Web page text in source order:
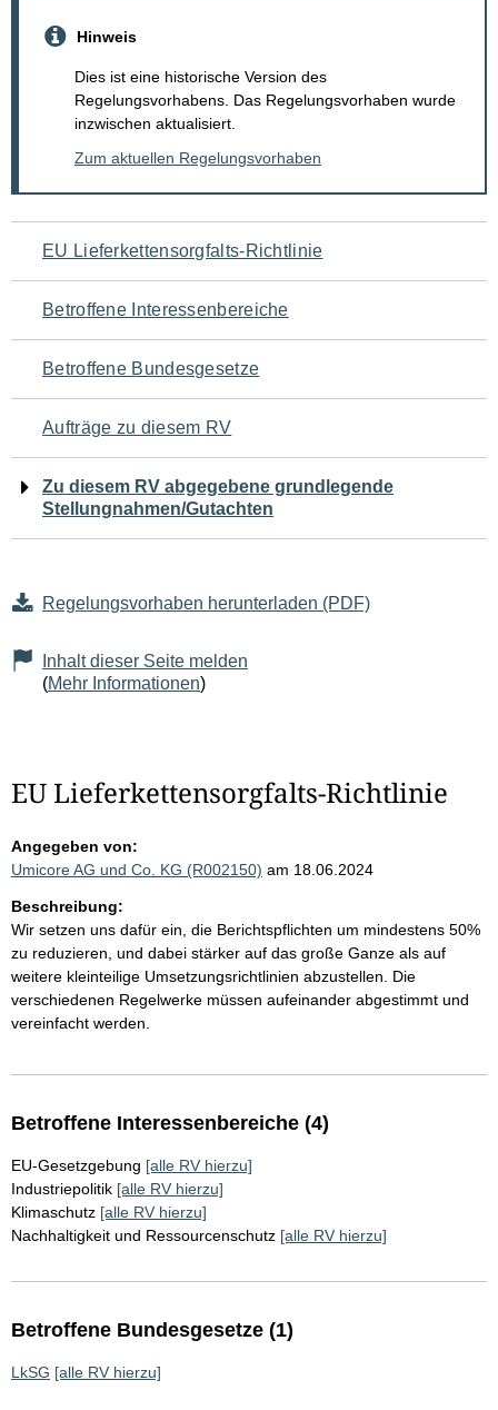
Hinweis
Dies ist eine historische Version des
Regelungsvorhabens. Das Regelungsvorhaben wurde
inzwischen aktualisiert.
Zum aktuellen Regelungsvorhaben
Navigation
für
den
Seiteninhalt
EU Lieferkettensorgfalts-Richtlinie
Betroffene Interessenbereiche
Betroffene Bundesgesetze
Aufträge zu diesem RV
Zu diesem RV abgegebene grundlegende
Stellungnahmen/Gutachten
Regelungsvorhaben herunterladen (PDF)
Inhalt dieser Seite melden
(Mehr Informationen)
EU Lieferkettensorgfalts-Richtlinie
Angegeben von:
Umicore AG und Co. KG (R002150) am 18.06.2024
Beschreibung:
Wir setzen uns dafür ein, die Berichtspflichten um mindestens 50%
zu reduzieren, und dabei stärker auf das große Ganze als auf
weitere kleinteilige Umsetzungsrichtlinien abzustellen. Die
verschiedenen Regelwerke müssen aufeinander abgestimmt und
vereinfacht werden.
Betroffene Interessenbereiche (4)
EU-Gesetzgebung [alle RV hierzu]
Industriepolitik [alle RV hierzu]
Klimaschutz [alle RV hierzu]
Nachhaltigkeit und Ressourcenschutz [alle RV hierzu]
Betroffene Bundesgesetze (1)
LkSG [alle RV hierzu]